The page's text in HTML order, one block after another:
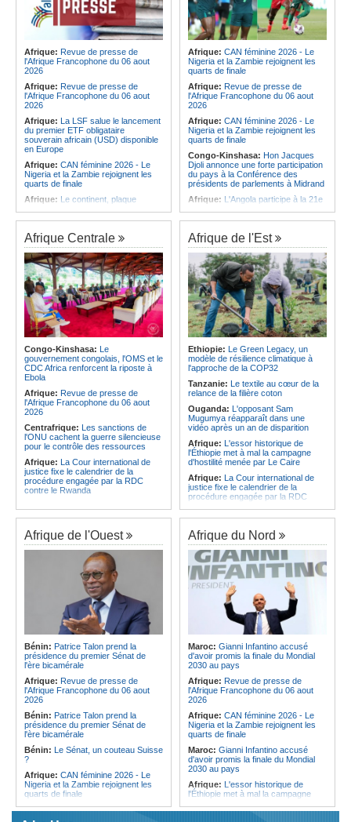
Afrique: Revue de presse de
l'Afrique Francophone du 06 aout
2026
Afrique: Revue de presse de
l'Afrique Francophone du 06 aout
2026
Afrique: La LSF salue le lancement
du premier ETF obligataire
souverain africain (USD) disponible
en Europe
Afrique: CAN féminine 2026 - Le
Nigeria et la Zambie rejoignent les
quarts de finale
Afrique: Le continent, plaque
Afrique:Pourquoi l'avenir du textile
africain est bien plus prometteur que
ne le laissent penser les chiffres
Afrique:L'essor historique de
l'Éthiopie met à mal la campagne
d'hostilité menée par Le Caire
Afrique:La Cour international de
justice fixe le calendrier de la
procédure engagée par la RDC
contre le Rwanda
Afrique:Ligue des Champions de la
CAF - L'Espérance exemptée au
premier tour, le Club Africain hérite
du Djoliba AC
Afrique: Un consortium européen
développe un modèle de production
novateur pour les ingrédients
opportunité pour le pays
Afrique: CAN féminine 2026 - Le
Nigeria et la Zambie rejoignent les
quarts de finale
Afrique: Revue de presse de
l'Afrique Francophone du 06 aout
2026
Afrique: CAN féminine 2026 - Le
Nigeria et la Zambie rejoignent les
quarts de finale
Congo-Kinshasa: Hon Jacques
Djoli annonce une forte participation
du pays à la Conférence des
présidents de parlements à Midrand
Afrique: L'Angola participe à la 21e
Afrique:CAN féminine - La Côte
d'Ivoire affrontera l'Algérie et le
Maroc fera face à l'Afrique du Sud
en quarts
Afrique: Revue de presse de
l'Afrique francophone du 05 août
2026
Afrique:L'Angola et l'UA préparent
le sommet sur la prévention et la
résolution des conflits
Angola:Le paiement échelonné
des services touristiques démarre
ce jeudi
Angola:Jiu-jitsu - Le pays
décroche une troisième médaille à
Afrique Centrale
Congo-Kinshasa: Le
gouvernement congolais, l'OMS et le
CDC Africa renforcent la riposte à
Ebola
Afrique: Revue de presse de
l'Afrique Francophone du 06 aout
2026
Centrafrique: Les sanctions de
l'ONU cachent la guerre silencieuse
pour le contrôle des ressources
Afrique: La Cour international de
justice fixe le calendrier de la
procédure engagée par la RDC
contre le Rwanda
Congo-Kinshasa:Plan stratégique
triennal 2026-2028 - L'IGF place la
digitalisation au coeur des réformes
Congo-Kinshasa:RDC - Félix
Tshisekedi place le CEFOCK au
coeur de bataille de l'appropriation
du Génocost !
Congo-Kinshasa: Matadi - Le
Kongo Central lance la campagne
de sensibilisation au deuxième
Recensement général de la
population et de l'habitat
Congo-Kinshasa: Le VPM Shabani
remet aux organisations politiques la
directive ministérielle de l'année
politique 2026
Congo-Kinshasa:Gratien de
Saint-Nicolas Iracan - « Je ne
soutiendrai jamais un dialogue
destiné au partage du pouvoir ou à
la légitimation des groupes armés »
Afrique de l'Est
Ethiopie: Le Green Legacy, un
modèle de résilience climatique à
l'approche de la COP32
Tanzanie: Le textile au cœur de la
relance de la filière coton
Ouganda: L'opposant Sam
Mugumya réapparaît dans une
vidéo après un an de disparition
Afrique: L'essor historique de
l'Éthiopie met à mal la campagne
d'hostilité menée par Le Caire
Afrique: La Cour international de
justice fixe le calendrier de la
procédure engagée par la RDC
Ethiopie:Addis-Abeba - L'église
d'Afrique lance officiellement son
'cheminement' vers la grande
Assemblée de 2028
Afrique de l'Est: Le pari du régime
érythréen - Pousser le Tigray vers
une zone tampon dans le cadre
d'une nouvelle guerre par
procuration
Ethiopie:Le Premier ministre Abiy
inaugure le nouveau terminal de
l'aéroport international de Bahir Dar
Afrique:La Croix-Rouge
éthiopienne appelle à une
mobilisation accrue des ressources
locales en Afrique
Afrique de l'Est:
les moyens, entraver la coopération
équitable par tous les moyens
Afrique de l'Ouest
Bénin: Patrice Talon prend la
présidence du premier Sénat de
l'ère bicamérale
Afrique: Revue de presse de
l'Afrique Francophone du 06 aout
2026
Bénin: Patrice Talon prend la
présidence du premier Sénat de
l'ère bicamérale
Bénin: Le Sénat, un couteau Suisse
?
Afrique: CAN féminine 2026 - Le
Nigeria et la Zambie rejoignent les
quarts de finale
Afrique:Le continent, plaque
tournante des faux ordres de
Afrique du Nord
Maroc: Gianni Infantino accusé
d'avoir promis la finale du Mondial
2030 au pays
Afrique: Revue de presse de
l'Afrique Francophone du 06 aout
2026
Afrique: CAN féminine 2026 - Le
Nigeria et la Zambie rejoignent les
quarts de finale
Maroc: Gianni Infantino accusé
d'avoir promis la finale du Mondial
2030 au pays
Afrique: L'essor historique de
l'Éthiopie met à mal la campagne